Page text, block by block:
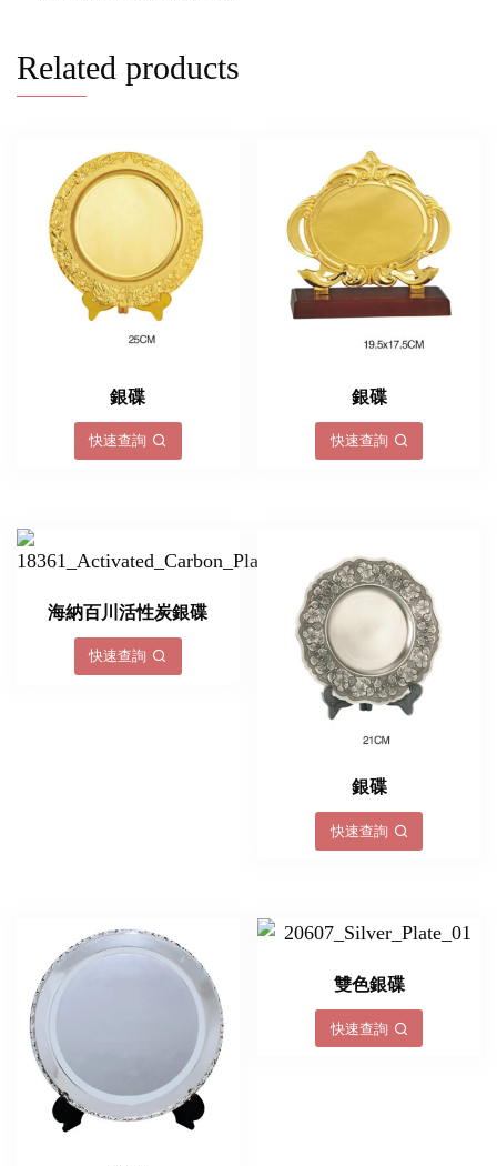
Related products
銀碟
快速查詢
銀碟
快速查詢
海納百川活性炭銀碟
快速查詢
銀碟
快速查詢
雙色銀碟
快速查詢